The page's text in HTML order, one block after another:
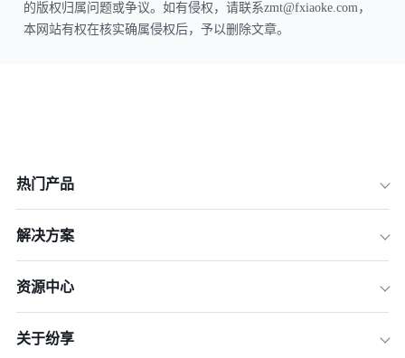
的版权归属问题或争议。如有侵权，请联系zmt@fxiaoke.com，
本网站有权在核实确属侵权后，予以删除文章。
热门产品
解决方案
资源中心
关于纷享